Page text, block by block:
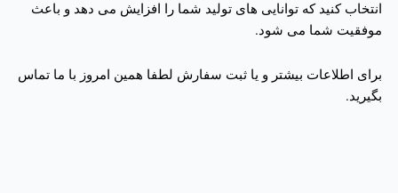
انتخاب کنید که توانایی های تولید شما را افزایش می دهد و باعث
موفقیت شما می شود.
برای اطلاعات بیشتر و یا ثبت سفارش لطفا همین امروز با ما تماس
بگیرید.